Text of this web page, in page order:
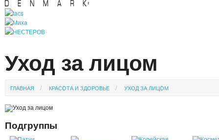
Уход за лицом
ГЛАВНАЯ КРАСОТА И ЗДОРОВЬЕ УХОД ЗА ЛИЦОМ
Подгруппы